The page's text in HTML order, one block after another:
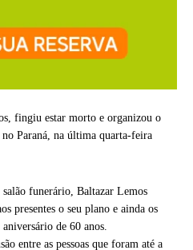
fingiu estar morto e organizou o
Paraná, na última quarta-feira
funerário, Baltazar Lemos
presentes o seu plano e ainda os
de 60 anos.
entre as pessoas que foram até a